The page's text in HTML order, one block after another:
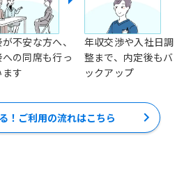
不安な方へ、
の同席も行っ
す
年収交渉や入社日調
整まで、内定後もバ
ックアップ
！ご利用の流れはこちら